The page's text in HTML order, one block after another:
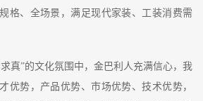
格、全场景，满足现代家装、工装消费需
真”的文化氛围中，金巴利人充满信心，我
优势，产品优势、市场优势、技术优势，